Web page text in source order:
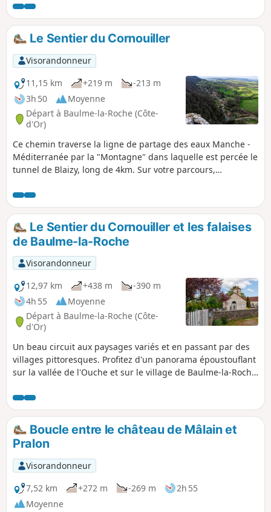
Douix, à l'entrée du village de Baulme-la-
Roche, avec une petite grotte, un lavoir
restauré et une retenue d'eau à proximité.
Vous traversez ce village pittoresque, et vous
pouvez admirer, d'en haut, le bocage
verdoyant qui s'étend entre Baulme la Roche
et Malain.
Le Sentier du Cornouiller
Visorandonneur
11,15 km
+219 m
-213 m
3h 50
Moyenne
Départ à Baulme-la-Roche (Côte-
d'Or)
Ce chemin traverse la ligne de partage des eaux Manche -
Méditerranée par la "Montagne" dans laquelle est percée le
tunnel de Blaizy, long de 4km. Sur votre parcours,
et la falaise de Baulme la Roche.
Le Sentier du Cornouiller et les falaises
de Baulme-la-Roche
Visorandonneur
12,97 km
+438 m
-390 m
4h 55
Moyenne
Départ à Baulme-la-Roche (Côte-
d'Or)
Un beau circuit aux paysages variés et en passant par des
villages pittoresques. Profitez d'un panorama époustouflant
sur la vallée de l'Ouche et sur le village de Baulme-la-Roche
la randonnée.
Boucle entre le château de Mâlain et
Pralon
Visorandonneur
7,52 km
+272 m -269 m
2h 55
Moyenne